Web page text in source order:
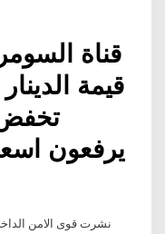
قناة
تخفض
يرفعون